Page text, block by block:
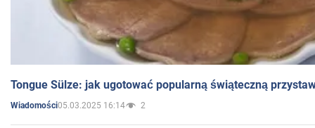
Tongue Sülze: jak ugotować popularną świąteczną
Wiadomości05.03.2025 16:14 2